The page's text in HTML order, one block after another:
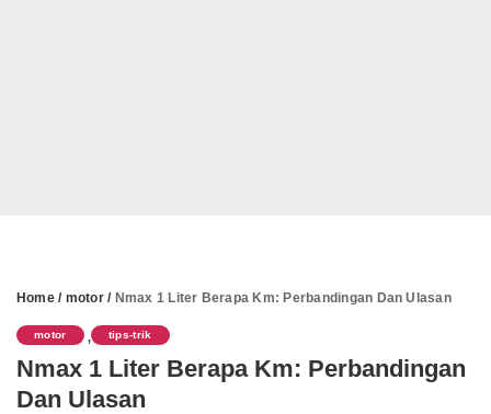
Home/ motor/ Nmax 1 Liter Berapa Km: Perbandingan Dan Ulasan
motor , tips-trik
Nmax 1 Liter Berapa Km: Perbandingan
Dan Ulasan